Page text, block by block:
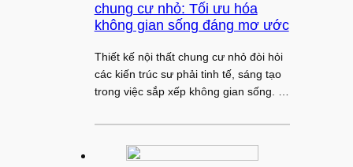
chung cư nhỏ: Tối ưu hóa
không gian sống đáng mơ ước
Thiết kế nội thất chung cư nhỏ đòi hỏi
các kiến trúc sư phải tinh tế, sáng tạo
trong việc sắp xếp không gian sống. …